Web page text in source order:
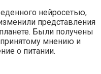
нейросетью,
представления
Были получены
мнению и
о питании.